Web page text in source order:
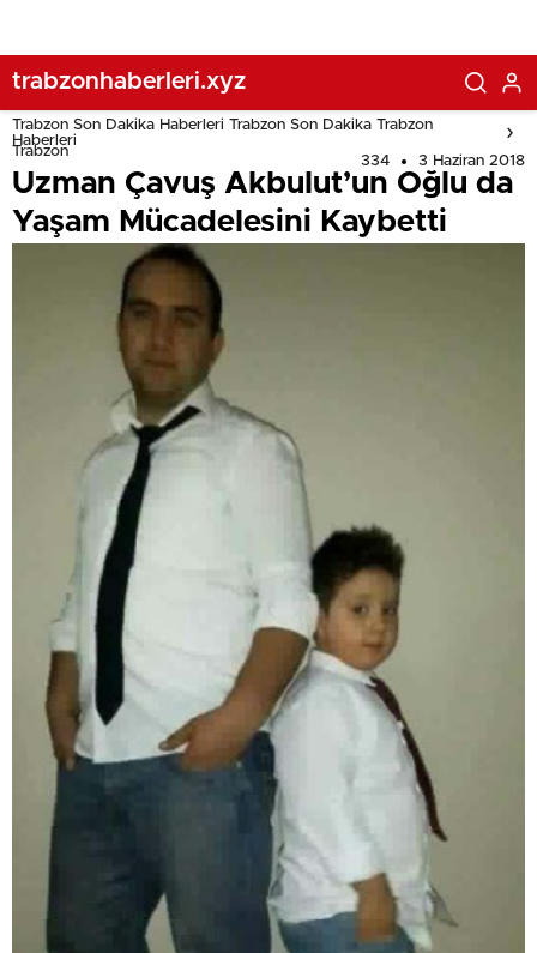
trabzonhaberleri.xyz
Trabzon Son Dakika Haberleri Trabzon Son Dakika Trabzon
Haberleri
Trabzon
334 3 Haziran 2018
Uzman Çavuş Akbulut’un Oğlu da
Yaşam Mücadelesini Kaybetti